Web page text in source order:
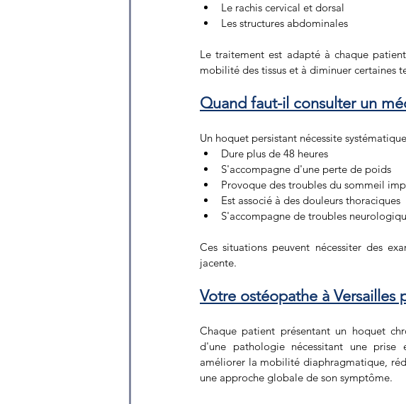
Le rachis cervical et dorsal
Les structures abdominales
Le traitement est adapté à chaque
mobilité des tissus et à diminuer certaines
Quand faut-il consulter un
Un hoquet persistant nécessite
Dure plus de 48 heures
S'accompagne d'une perte de poids
Provoque des troubles du sommeil
Est associé à des douleurs thoraciques
S'accompagne de troubles
Ces situations peuvent nécessiter des
jacente.
Votre ostéopathe à
Chaque patient présentant un hoquet
d'une pathologie nécessitant une
améliorer la mobilité diaphragmatique,
une approche globale de son symptôme.